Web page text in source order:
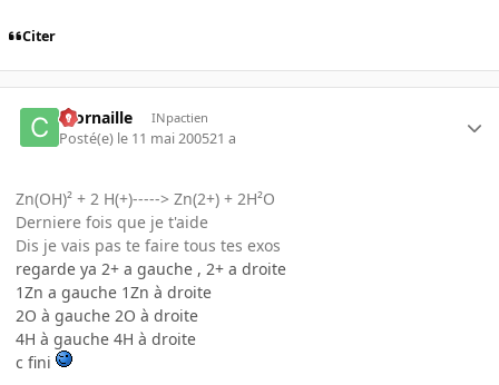
Citer
ccornaille INpactien
Posté(e) le 11 mai 200521 a
Zn(OH)² + 2 H(+)-----> Zn(2+) + 2H²O
Derniere fois que je t'aide
Dis je vais pas te faire tous tes exos
regarde ya 2+ a gauche , 2+ a droite
1Zn a gauche 1Zn à droite
2O à gauche 2O à droite
4H à gauche 4H à droite
c fini